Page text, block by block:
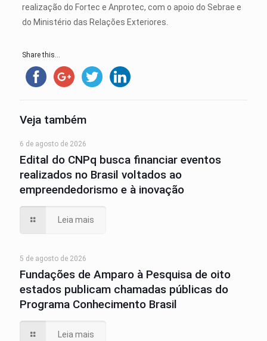
realização do Fortec e Anprotec, com o apoio do Sebrae e
do Ministério das Relações Exteriores.
Share this...
Veja também
6 de agosto de 2026
Edital do CNPq busca financiar eventos
realizados no Brasil voltados ao
empreendedorismo e à inovação
Leia mais
5 de agosto de 2026
Fundações de Amparo à Pesquisa de oito
estados publicam chamadas públicas do
Programa Conhecimento Brasil
Leia mais